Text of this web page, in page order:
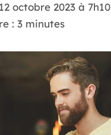
octobre 2023 à 7h10
: 3 minutes